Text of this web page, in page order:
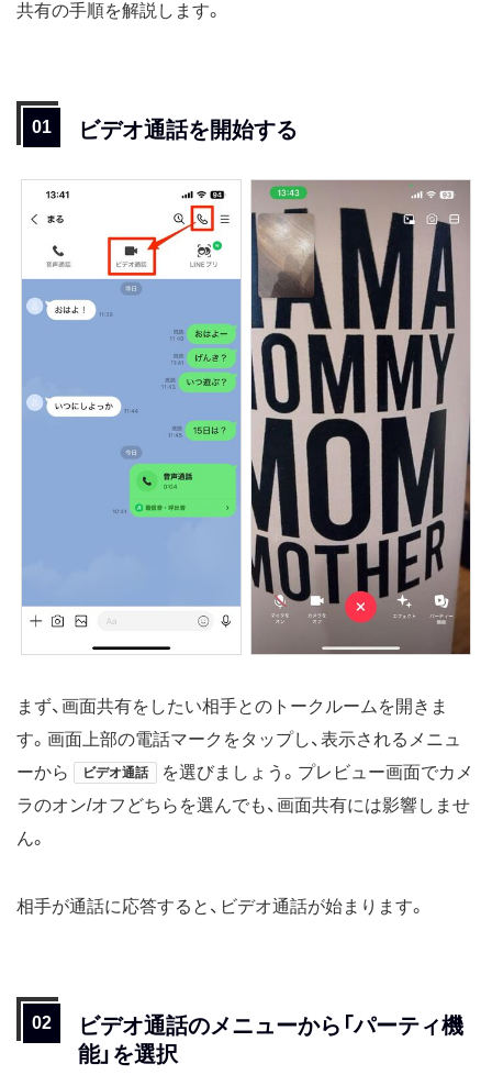
共有の手順を解説します。
ビデオ通話を開始する
まず、画面共有をしたい相手とのトークルームを開きま
す。画面上部の電話マークをタップし、表示されるメニュ
ーから
ビデオ通話
を選びましょう。プレビュー画面でカメ
ラのオン/オフどちらを選んでも、画面共有には影響しませ
ん。
相手が通話に応答すると、ビデオ通話が始まります。
ビデオ通話のメニューから「パーティ機
能」を選択